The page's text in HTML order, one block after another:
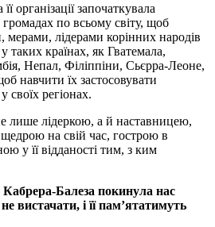
організації започаткувала
громадах по всьому світу, щоб
лідерами корінних народів
таких країнах, як Гватемала,
Непал, Філіппіни, Сьєрра-Леоне,
навчити їх застосовувати
регіонах.
лише лідеркою, а й наставницею,
на свій час, гострою в
у її відданості тим, з ким
Балеза покинула нас
вистачати, і її пам’ятатимуть